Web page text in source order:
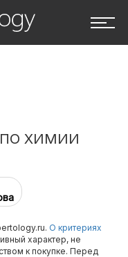
ХИМИИ
О критериях
характер, не
к покупке. Перед